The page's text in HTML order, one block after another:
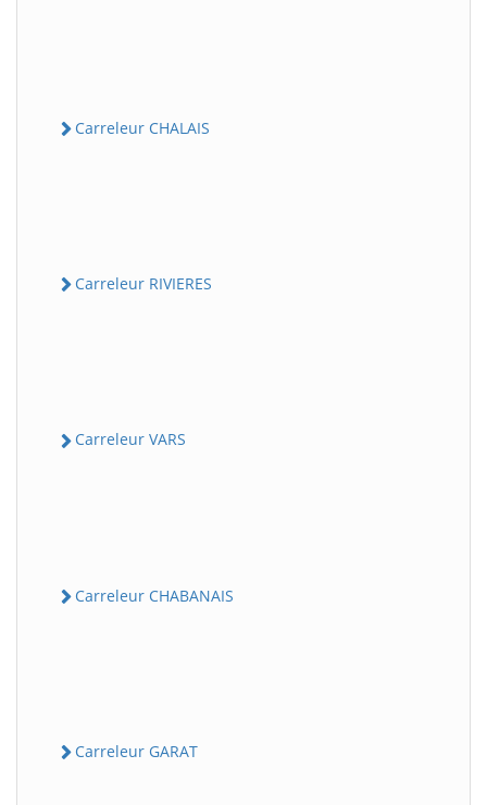
Carreleur CHALAIS
Carreleur RIVIERES
Carreleur VARS
Carreleur CHABANAIS
Carreleur GARAT